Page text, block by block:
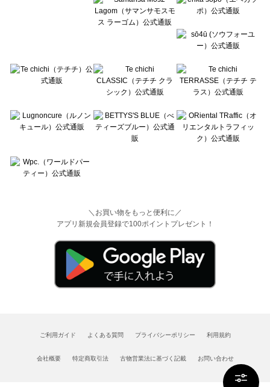
＼お買い物をもっと便利に／
アプリ新規会員登録で100ポイントプレゼント！
ご利用ガイド よくある質問 プライバシーポリシー 利用規約
会社概要 特定商取引法 古物営業法に基づく記載 お問い合わせ